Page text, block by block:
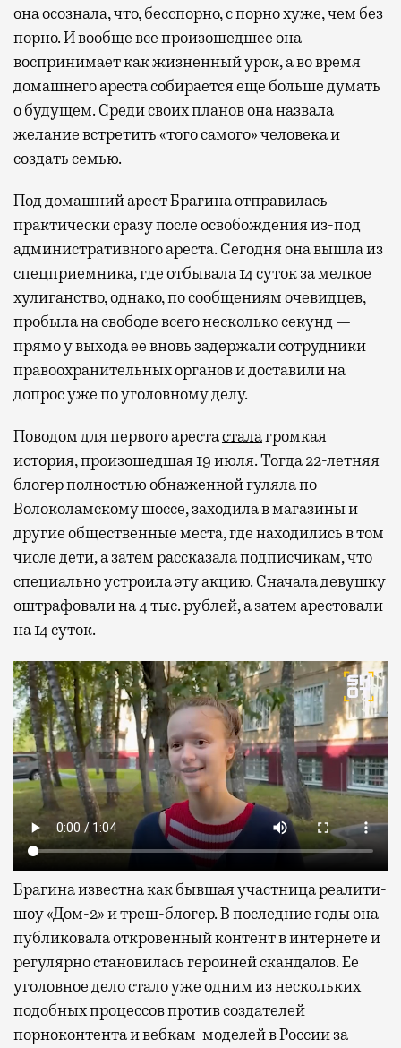
она осознала, что, бесспорно, с порно хуже, чем без
порно. И вообще все произошедшее она
воспринимает как жизненный урок, а во время
домашнего ареста собирается еще больше думать
о будущем. Среди своих планов она назвала
желание встретить «того самого» человека и
создать семью.
Под домашний арест Брагина отправилась
практически сразу после освобождения из-под
административного ареста. Сегодня она вышла из
спецприемника, где отбывала 14 суток за мелкое
хулиганство, однако, по сообщениям очевидцев,
пробыла на свободе всего несколько секунд —
прямо у выхода ее вновь задержали сотрудники
правоохранительных органов и доставили на
допрос уже по уголовному делу.
Поводом для первого арестасталагромкая
история, произошедшая 19 июля. Тогда 22-летняя
блогер полностью обнаженной гуляла по
Волоколамскому шоссе, заходила в магазины и
другие общественные места, где находились в том
числе дети, а затем рассказала подписчикам, что
специально устроила эту акцию. Сначала девушку
оштрафовали на 4 тыс. рублей, а затем арестовали
на 14 суток.
Брагина известна как бывшая участница реалити-
шоу «Дом-2» и треш-блогер. В последние годы она
публиковала откровенный контент в интернете и
регулярно становилась героиней скандалов. Ее
уголовное дело стало уже одним из нескольких
подобных процессов против создателей
порноконтента и вебкам-моделей в России за